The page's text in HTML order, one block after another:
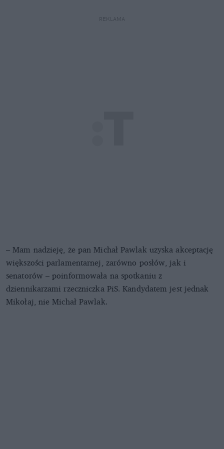
REKLAMA
– Mam nadzieję, że pan Michał Pawlak uzyska akceptację
większości parlamentarnej, zarówno posłów, jak i
senatorów – poinformowała na spotkaniu z
dziennikarzami rzeczniczka PiS. Kandydatem jest jednak
Mikołaj, nie Michał Pawlak.